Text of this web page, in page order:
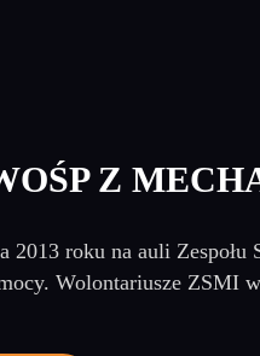
Z
2013 roku na auli
Wolontariusze ZSMI